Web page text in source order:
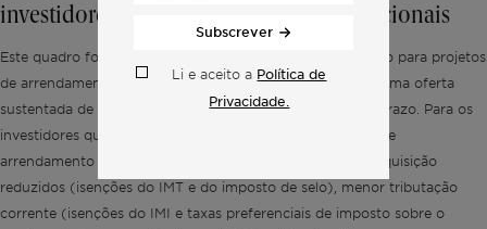
investidores institucionais e semi-institucionais
Este quadro foi concebido para atrair capital a longo prazo para projetos
de arrendamento geridos por profissionais, incentivando uma oferta
sustentada de habitação em vez da especulação a curto prazo. Para os
investidores que estão a construir ou a adquirir carteiras de
arrendamento em Portugal, a combinação de custos de aquisição
reduzidos (isenções do IMT e do imposto de selo), menor tributação
corrente (isenções do IMI e taxas preferenciais de imposto sobre o
Subscrever
Li e aceito a Política de
Privacidade.